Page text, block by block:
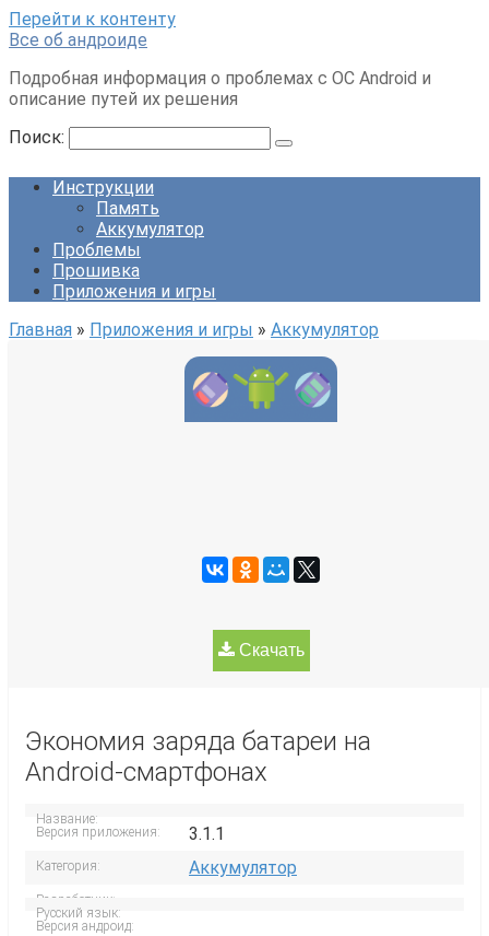
Перейти к контенту
Все об андроиде
Подробная информация о проблемах с ОС Android и
описание путей их решения
Поиск:
Инструкции
Память
Аккумулятор
Проблемы
Прошивка
Приложения и игры
Главная » Приложения и игры » Аккумулятор
Скачать
Экономия заряда батареи на
Android-смартфонах
Название:
Версия приложения:
3.1.1
Категория: Аккумулятор
Разработчик:
Русский язык:
Версия андроид: